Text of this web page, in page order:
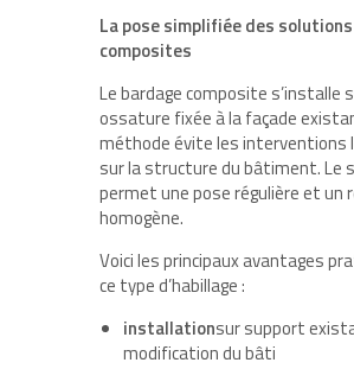
La pose simplifiée des solutions
composites
Le bardage composite s’installe
ossature fixée à la façade
méthode évite les interventions
sur la structure du bâtiment. Le
permet une pose régulière et un
homogène.
Voici les principaux avantages
ce type d’habillage :
installationsur support
modification du bâti